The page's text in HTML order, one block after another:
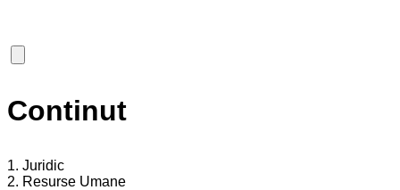
Continut
1. Juridic
2. Resurse Umane